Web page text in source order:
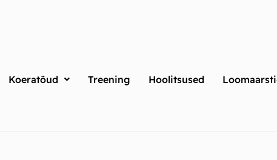
Koeratõud Treening Hoolitsused